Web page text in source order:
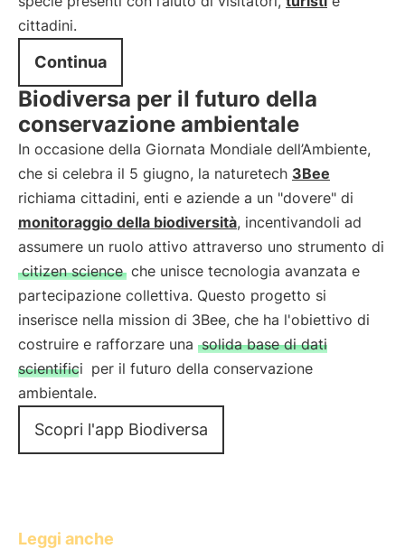
cittadini.
Continua
Biodiversa per il futuro della
conservazione ambientale
In occasione della Giornata Mondiale dell’Ambiente,
che si celebra il 5 giugno, la naturetech 3Bee
richiama cittadini, enti e aziende a un "dovere" di
monitoraggio della biodiversità, incentivandoli ad
assumere un ruolo attivo attraverso uno strumento di
citizen science che unisce tecnologia avanzata e
partecipazione collettiva. Questo progetto si
inserisce nella mission di 3Bee, che ha l'obiettivo di
costruire e rafforzare una solida base di dati
scientifici per il futuro della conservazione
ambientale.
Scopri l'app Biodiversa
Leggi anche